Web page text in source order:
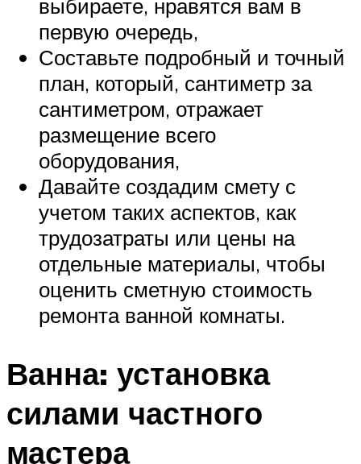
выбираете, нравятся вам в
первую очередь,
Составьте подробный и точный
план, который, сантиметр за
сантиметром, отражает
размещение всего
оборудования,
Давайте создадим смету с
учетом таких аспектов, как
трудозатраты или цены на
отдельные материалы, чтобы
оценить сметную стоимость
ремонта ванной комнаты.
Ванна: установка
силами частного
мастера